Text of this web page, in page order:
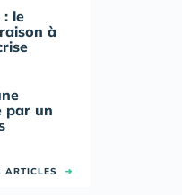
: le
à
par un
ARTICLES ➜